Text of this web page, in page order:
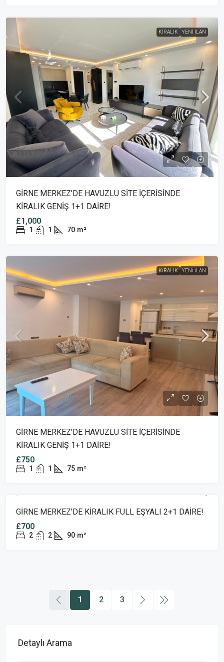
KIRALIK YENI İLAN
GİRNE MERKEZ’DE HAVUZLU SİTE İÇERİSİNDE
KİRALIK GENİŞ 1+1 DAİRE!
£1,000
1 1 70 m²
KIRALIK YENI İLAN
GİRNE MERKEZ’DE HAVUZLU SİTE İÇERİSİNDE
KİRALIK GENİŞ 1+1 DAİRE!
£750
1 1 75 m²
KIRALIK YENI İLAN
GİRNE MERKEZ’DE KİRALIK FULL EŞYALI 2+1 DAİRE!
£700
2 2 90 m²
1 2 3
Detaylı Arama